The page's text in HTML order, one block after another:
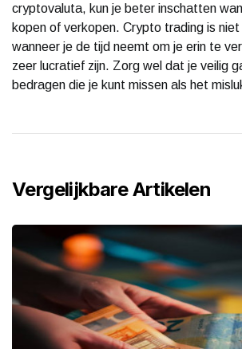
cryptovaluta, kun je beter inschatten
kopen of verkopen. Crypto trading is
wanneer je de tijd neemt om je erin te
zeer lucratief zijn. Zorg wel dat je veilig
bedragen die je kunt missen als het
Vergelijkbare Artikelen